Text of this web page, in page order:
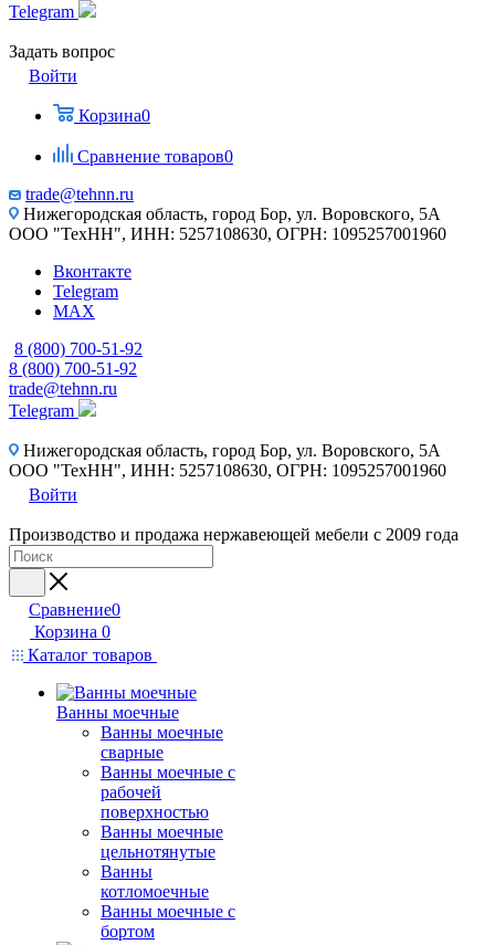
Telegram
Задать вопрос
Войти
Корзина0
Сравнение товаров0
trade@tehnn.ru
Нижегородская область, город Бор, ул. Воровского, 5А
ООО "ТехНН", ИНН: 5257108630, ОГРН: 1095257001960
Вконтакте
Telegram
MAX
8 (800) 700-51-92
8 (800) 700-51-92
trade@tehnn.ru
Telegram
Нижегородская область, город Бор, ул. Воровского, 5А
ООО "ТехНН", ИНН: 5257108630, ОГРН: 1095257001960
Войти
Производство и продажа нержавеющей мебели с 2009 года
Сравнение0
Корзина 0
Каталог товаров
Ванны моечные
Ванны моечные
сварные
Ванны моечные с
рабочей
поверхностью
Ванны моечные
цельнотянутые
Ванны
котломоечные
Ванны моечные с
бортом